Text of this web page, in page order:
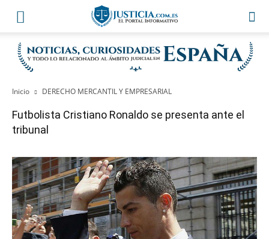
Inicio DERECHO MERCANTIL Y EMPRESARIAL
Futbolista Cristiano Ronaldo se presenta ante el
tribunal